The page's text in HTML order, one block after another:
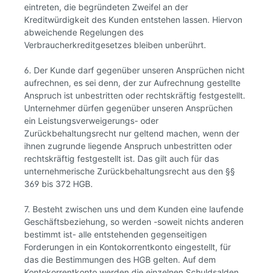
eintreten, die begründeten Zweifel an der
Kreditwürdigkeit des Kunden entstehen lassen. Hiervon
abweichende Regelungen des
Verbraucherkreditgesetzes bleiben unberührt.
6. Der Kunde darf gegenüber unseren Ansprüchen nicht
aufrechnen, es sei denn, der zur Aufrechnung gestellte
Anspruch ist unbestritten oder rechtskräftig festgestellt.
Unternehmer dürfen gegenüber unseren Ansprüchen
ein Leistungsverweigerungs- oder
Zurückbehaltungsrecht nur geltend machen, wenn der
ihnen zugrunde liegende Anspruch unbestritten oder
rechtskräftig festgestellt ist. Das gilt auch für das
unternehmerische Zurückbehaltungsrecht aus den §§
369 bis 372 HGB.
7. Besteht zwischen uns und dem Kunden eine laufende
Geschäftsbeziehung, so werden -soweit nichts anderen
bestimmt ist- alle entstehenden gegenseitigen
Forderungen in ein Kontokorrentkonto eingestellt, für
das die Bestimmungen des HGB gelten. Auf dem